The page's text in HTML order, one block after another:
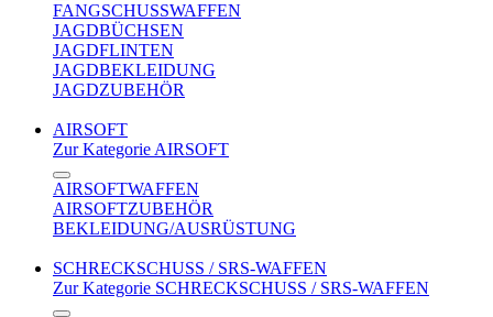
FANGSCHUSSWAFFEN
JAGDBÜCHSEN
JAGDFLINTEN
JAGDBEKLEIDUNG
JAGDZUBEHÖR
AIRSOFT
Zur Kategorie AIRSOFT
AIRSOFTWAFFEN
AIRSOFTZUBEHÖR
BEKLEIDUNG/AUSRÜSTUNG
SCHRECKSCHUSS / SRS-WAFFEN
Zur Kategorie SCHRECKSCHUSS / SRS-WAFFEN